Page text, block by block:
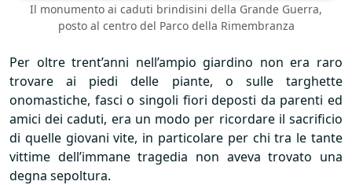
Il monumento ai caduti brindisini della Grande Guerra,
posto al centro del Parco della Rimembranza
Per oltre trent’anni nell’ampio giardino non era raro
trovare ai piedi delle piante, o sulle targhette
onomastiche, fasci o singoli fiori deposti da parenti ed
amici dei caduti, era un modo per ricordare il sacrificio
di quelle giovani vite, in particolare per chi tra le tante
vittime dell’immane tragedia non aveva trovato una
degna sepoltura.